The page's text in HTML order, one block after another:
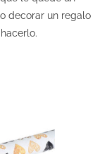
decorar un regalo